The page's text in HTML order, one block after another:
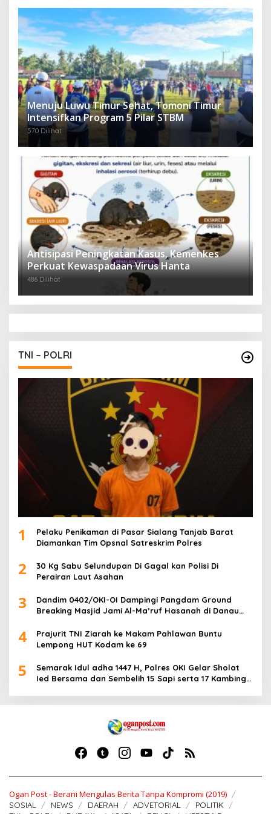
Menuju Luwu Timur Sehat, Tomoni Timur
Intensifkan Program 5 Pilar STBM
570 Dilihat
Antisipasi Peningkatan Kasus, Kemenkes
Perkuat Kewaspadaan Virus Hanta
486 Dilihat
TNI – POLRI
1
Pelaku Penikaman di Pasar Sialang Tanjab Barat
Diamankan Tim Opsnal Satreskrim Polres
2
30 Kg Sabu Selundupan Di Gagal kan Polisi Di
Perairan Laut Asahan
3
Dandim 0402/OKI-OI Dampingi Pangdam Ground
Breaking Masjid Jami Al-Ma’ruf Hasanah di Danau
4
Prajurit TNI Ziarah ke Makam Pahlawan Buntu
Lempong HUT Kodam ke 69
5
Semarak Idul adha 1447 H, Polres OKI Gelar Sholat
Ied Bersama dan Sembelih 15 Sapi serta 17 Kambing
Ogan Post - Berani Mengulas Berita Tanpa Kompromi (2019)
SOSIAL NEWS DAERAH ADVETORIAL
POLITIK